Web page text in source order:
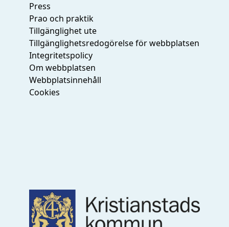
Press
Prao och praktik
Tillgänglighet ute
Tillgänglighetsredogörelse för webbplatsen
Integritetspolicy
Om webbplatsen
Webbplatsinnehåll
Cookies